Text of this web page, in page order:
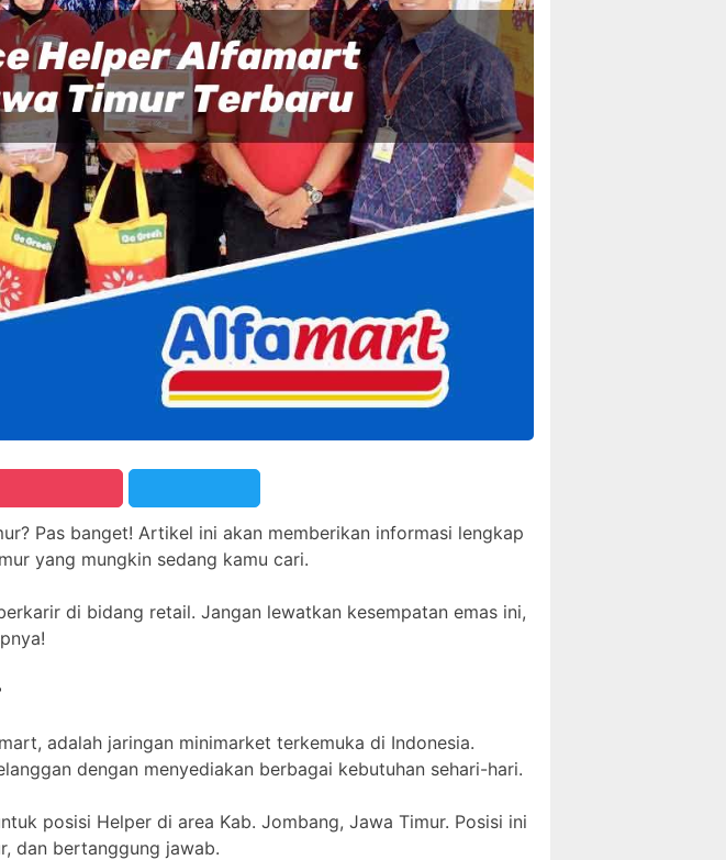
Pas banget! Artikel ini akan memberikan informasi lengkap
yang mungkin sedang kamu cari.
di bidang retail. Jangan lewatkan kesempatan emas ini,
adalah jaringan minimarket terkemuka di Indonesia.
dengan menyediakan berbagai kebutuhan sehari-hari.
posisi Helper di area Kab. Jombang, Jawa Timur. Posisi ini
dan bertanggung jawab.